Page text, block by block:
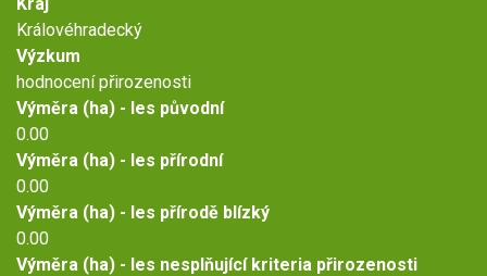
Královéhradecký
Výzkum
hodnocení přirozenosti
Výměra (ha) - les původní
0.00
Výměra (ha) - les přírodní
0.00
Výměra (ha) - les přírodě blízký
0.00
Výměra (ha) - les nesplňující kriteria přirozenosti